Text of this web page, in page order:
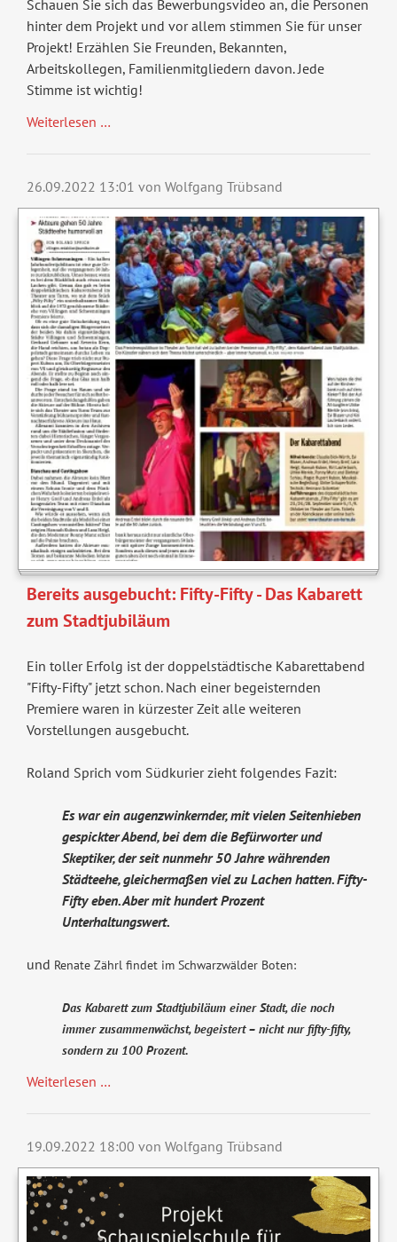
Schauen Sie sich das Bewerbungsvideo an, die Personen
hinter dem Projekt und vor allem stimmen Sie für unser
Projekt! Erzählen Sie Freunden, Bekannten,
Arbeitskollegen, Familienmitgliedern davon. Jede
Stimme ist wichtig!
Weiterlesen …
Abstimmung
läuft.
26.09.2022 13:01 von Wolfgang Trübsand
Bereits ausgebucht: Fifty-Fifty - Das Kabarett
zum Stadtjubiläum
Ein toller Erfolg ist der doppelstädtische Kabarettabend
"Fifty-Fifty" jetzt schon. Nach einer begeisternden
Premiere waren in kürzester Zeit alle weiteren
Vorstellungen ausgebucht.
Roland Sprich vom Südkurier zieht folgendes Fazit:
Es war ein augenzwinkernder, mit vielen Seitenhieben
gespickter Abend, bei dem die Befürworter und
Skeptiker, der seit nunmehr 50 Jahre währenden
Städteehe, gleichermaßen viel zu Lachen hatten. Fifty-
Fifty eben. Aber mit hundert Prozent
Unterhaltungswert.
und Renate Zährl findet im Schwarzwälder Boten:
Das Kabarett zum Stadtjubiläum einer Stadt, die noch
immer zusammenwächst, begeistert – nicht nur fifty-fifty,
sondern zu 100 Prozent.
Weiterlesen …
19.09.2022 18:00 von Wolfgang Trübsand